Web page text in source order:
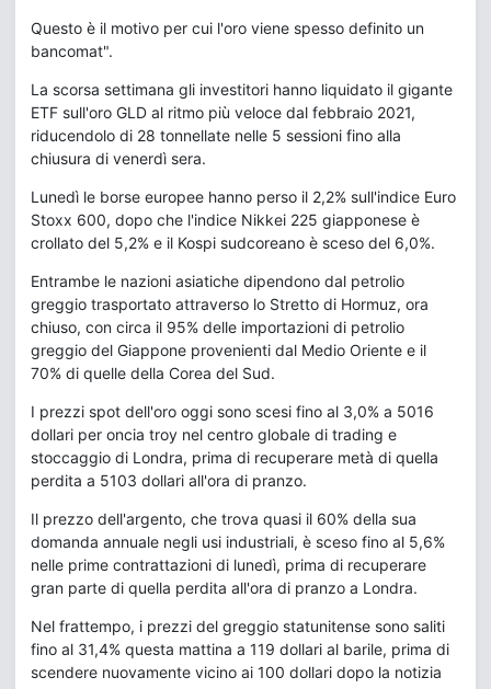
Questo è il motivo per cui l'oro viene spesso definito un
bancomat".
La scorsa settimana gli investitori hanno liquidato il gigante
ETF sull'oro GLD al ritmo più veloce dal febbraio 2021,
riducendolo di 28 tonnellate nelle 5 sessioni fino alla
chiusura di venerdì sera.
Lunedì le borse europee hanno perso il 2,2% sull'indice Euro
Stoxx 600, dopo che l'indice Nikkei 225 giapponese è
crollato del 5,2% e il Kospi sudcoreano è sceso del 6,0%.
Entrambe le nazioni asiatiche dipendono dal petrolio
greggio trasportato attraverso lo Stretto di Hormuz, ora
chiuso, con circa il 95% delle importazioni di petrolio
greggio del Giappone provenienti dal Medio Oriente e il
70% di quelle della Corea del Sud.
I prezzi spot dell'oro oggi sono scesi fino al 3,0% a 5016
dollari per oncia troy nel centro globale di trading e
stoccaggio di Londra, prima di recuperare metà di quella
perdita a 5103 dollari all'ora di pranzo.
Il prezzo dell'argento, che trova quasi il 60% della sua
domanda annuale negli usi industriali, è sceso fino al 5,6%
nelle prime contrattazioni di lunedì, prima di recuperare
gran parte di quella perdita all'ora di pranzo a Londra.
Nel frattempo, i prezzi del greggio statunitense sono saliti
fino al 31,4% questa mattina a 119 dollari al barile, prima di
scendere nuovamente vicino ai 100 dollari dopo la notizia